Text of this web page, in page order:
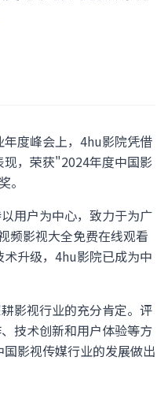
度峰会上，4hu影院凭借
，荣获"2024年度中国影
。
用户为中心，致力于为广
频影视大全免费在线观看
升级，4hu影院已成为中
影视行业的充分肯定。评
技术创新和用户体验等方
影视传媒行业的发展做出